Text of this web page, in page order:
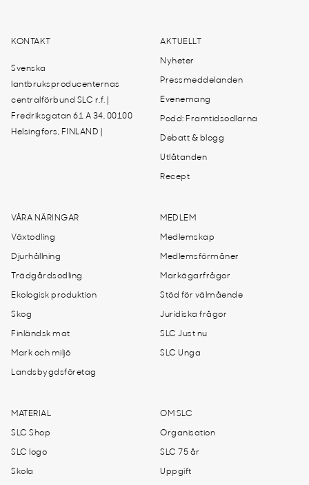
KONTAKT
Svenska
lantbruksproducenternas
centralförbund SLC r.f. |
Fredriksgatan 61 A 34, 00100
Helsingfors, FINLAND |
AKTUELLT
Nyheter
Pressmeddelanden
Evenemang
Podd: Framtidsodlarna
Debatt & blogg
Utlåtanden
Recept
VÅRA NÄRINGAR
Växtodling
Djurhållning
Trädgårdsodling
Ekologisk produktion
Skog
Finländsk mat
Mark och miljö
Landsbygdsföretag
MEDLEM
Medlemskap
Medlemsförmåner
Markägarfrågor
Stöd för välmående
Juridiska frågor
SLC Just nu
SLC Unga
MATERIAL
SLC Shop
SLC logo
Skola
OM SLC
Organisation
SLC 75 år
Uppgift